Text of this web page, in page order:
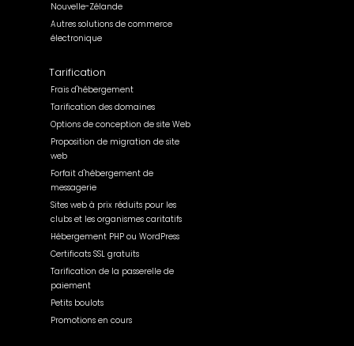
Nouvelle-Zélande
Autres solutions de commerce
électronique
Tarification
Frais d'hébergement
Tarification des domaines
Options de conception de site Web
Proposition de migration de site
web
Forfait d'hébergement de
messagerie
Sites web à prix réduits pour les
clubs et les organismes caritatifs
Hébergement PHP ou WordPress
Certificats SSL gratuits
Tarification de la passerelle de
paiement
Petits boulots
Promotions en cours